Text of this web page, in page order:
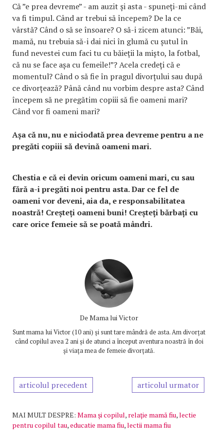
Că ”e prea devreme” - am auzit și asta - spuneți-mi când
va fi timpul. Când ar trebui să începem? De la ce
vârstă? Când o să se însoare? O să-i zicem atunci: ”Băi,
mamă, nu trebuia să-i dai nici în glumă cu șutul în
fund nevestei cum faci tu cu băieții la mișto, la fotbal,
că nu se face așa cu femeile!”? Acela credeți că e
momentul? Când o să fie în pragul divorțului sau după
ce divorțează? Până când nu vorbim despre asta? Când
începem să ne pregătim copiii să fie oameni mari?
Când vor fi oameni mari?
Așa că nu, nu e niciodată prea devreme pentru a ne
pregăti copiii să devină oameni mari.
Chestia e că ei devin oricum oameni mari, cu sau
fără a-i pregăti noi pentru asta. Dar ce fel de
oameni vor deveni, aia da, e responsabilitatea
noastră! Creșteți oameni buni! Creșteți bărbați cu
care orice femeie să se poată mândri.
De Mama lui Victor
Sunt mama lui Victor (10 ani) și sunt tare mândră de asta. Am divorțat
când copilul avea 2 ani și de atunci a început aventura noastră în doi
și viața mea de femeie divorțată.
articolul precedent articolul urmator
MAI MULT DESPRE: Mama şi copilul, relaţie mamă fiu,lectie
pentru copilul tau,educatie mama fiu,lectii mama fiu